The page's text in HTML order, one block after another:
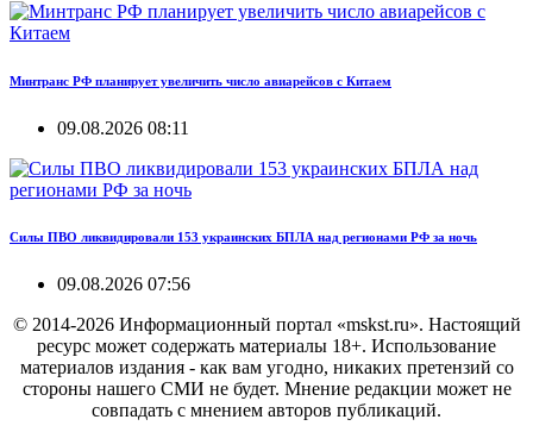
Минтранс РФ планирует увеличить число авиарейсов с Китаем
09.08.2026 08:11
Силы ПВО ликвидировали 153 украинских БПЛА над регионами РФ за ночь
09.08.2026 07:56
© 2014-2026 Информационный портал «mskst.ru». Настоящий
ресурс может содержать материалы 18+. Использование
материалов издания - как вам угодно, никаких претензий со
стороны нашего СМИ не будет. Мнение редакции может не
совпадать с мнением авторов публикаций.